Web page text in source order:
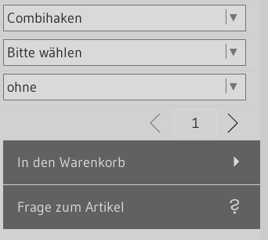
In den Warenkorb
Frage zum Artikel